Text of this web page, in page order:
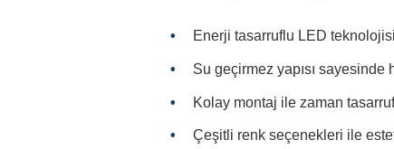
Enerji tasarruflu LED
Su geçirmez yapısı
Kolay montaj ile zaman
Çeşitli renk seçenekleri ile